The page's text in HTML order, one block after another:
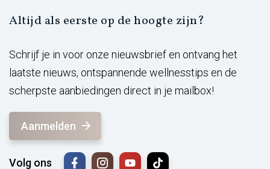
Altijd als eerste op de hoogte zijn?
Schrijf je in voor onze nieuwsbrief en ontvang het
laatste nieuws, ontspannende wellnesstips en de
scherpste aanbiedingen direct in je mailbox!
Aanmelden
Volg ons